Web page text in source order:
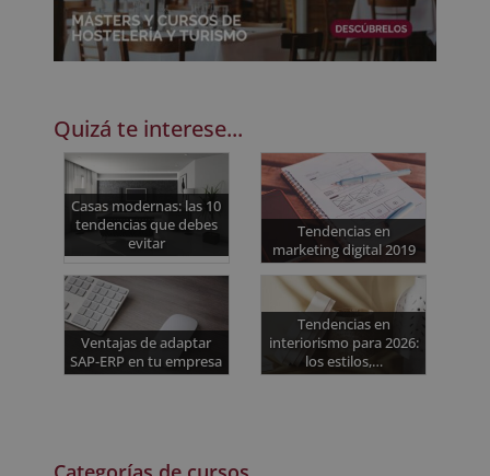
Quizá te interese...
Casas modernas: las 10
tendencias que debes
evitar
Tendencias en
marketing digital 2019
Ventajas de adaptar
SAP-ERP en tu empresa
Tendencias en
interiorismo para 2026:
los estilos,…